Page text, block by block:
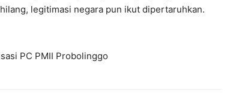
legitimasi negara pun ikut dipertaruhkan.
PC PMII Probolinggo